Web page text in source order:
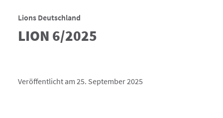
Lions Deutschland
LION 6/2025
Veröffentlicht am 25. September 2025